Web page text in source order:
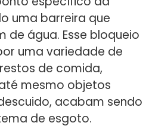
uma barreira que
de água. Esse bloqueio
uma variedade de
de comida,
mesmo objetos
acabam sendo
de esgoto.